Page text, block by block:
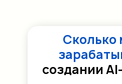
создании